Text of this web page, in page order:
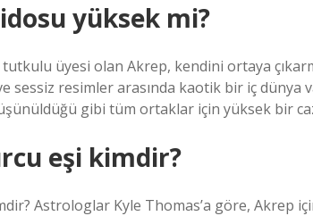
yüksek mi?
üyesi olan Akrep, kendini ortaya
sessiz resimler arasında kaotik bir iç
gibi tüm ortaklar için yüksek bir
eşi kimdir?
Astrologlar Kyle Thomas’a göre, Akrep